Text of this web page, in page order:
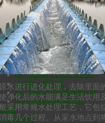
Extreme高温润滑油
SynXtra高温链条润滑油
压油
Bio-Ultimax1000液压油
Bio-Ultimax 2000液压油
Bio-Fleet液压油
Bio-Ultimax LT低温液压油
HVO防火液压油
Bio-Ultimax1500绝缘液压油
Bio-SynXtra传动液压油
滑油
品级齿轮油
水进行进化处理，去除里面
净化后的水能满足生活饮用
采用常规水处理工艺，它包
毒几个过程。从采水地点到